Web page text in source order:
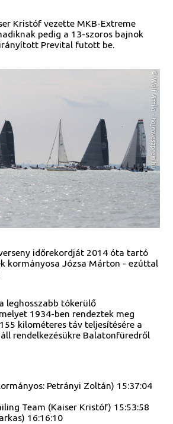
Kristóf vezette MKB-Extreme
pedig a 13-szoros bajnok
Prevital futott be.
időrekordját 2014 óta tartó
kormányosa Józsa Márton - ezúttal
leghosszabb tókerülő
1934-ben rendeztek meg
kilométeres táv teljesítésére a
rendelkezésükre Balatonfüredről
Petrányi Zoltán) 15:37:04
Team (Kaiser Kristóf) 15:53:58
16:16:10